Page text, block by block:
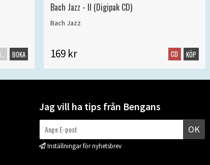
Maxisingel BOKA
Bach Jazz - II (Digipak CD)
Bach Jazz
169 kr CD KÖP
Jag vill ha tips från Bengans
OK
Inställningar för nyhetsbrev